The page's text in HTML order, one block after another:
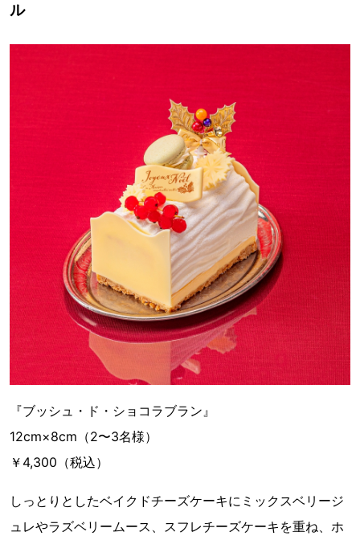
ル
『ブッシュ・ド・ショコラブラン』
12cm×8cm（2〜3名様）
￥4,300（税込）
しっとりとしたベイクドチーズケーキにミックスベリージ
ュレやラズベリームース、スフレチーズケーキを重ね、ホ